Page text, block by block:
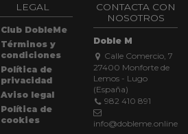
LEGAL
Club DobleMe
Términos y
condiciones
Política de
privacidad
Aviso legal
Política de
cookies
CONTACTA CON
NOSOTROS
Doble M
Calle Comercio, 7
27400 Monforte de
Lemos - Lugo
(España)
982 410 891
info@dobleme.online